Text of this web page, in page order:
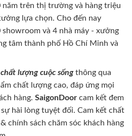
trên thị trường và hàng triệu
lựa chọn. Cho đến nay
và 4 nhà máy - xưởng
tâm thành phố Hồ Chí Minh và
lượng cuộc sốngthông qua
chất lượng cao, đáp ứng mọi
hàng. SaigonDoor cam kết đem
hài lòng tuyệt đối. Cam kết chất
chính sách chăm sóc khách hàng